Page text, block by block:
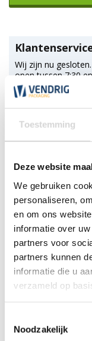
Toestemming
Deze website
We gebruiken
personaliseren,
en om ons
informatie over
partners voor
partners kunnen
informatie die u
verzameld op
Noodzakelijk
Wij zijn nu
open tussen 7:30
*Magazijn heeft andere
Chat
WhatsApp
Mailen
Offerte
kijken naar de